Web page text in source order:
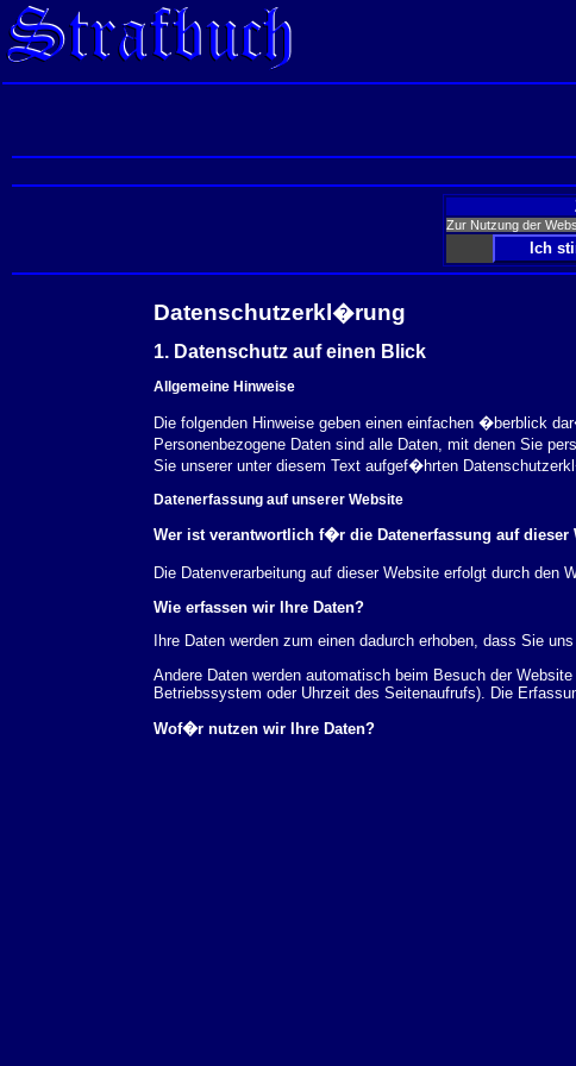
Zur Nutzung der
Datenschutzerkl�rung
1. Datenschutz auf einen Blick
Allgemeine Hinweise
Die folgenden Hinweise geben einen einfachen �berblick
Personenbezogene Daten sind alle Daten, mit denen Sie
Sie unserer unter diesem Text aufgef�hrten
Datenerfassung auf unserer Website
Wer ist verantwortlich f�r die Datenerfassung auf dieser
Die Datenverarbeitung auf dieser Website erfolgt durch den
Wie erfassen wir Ihre Daten?
Ihre Daten werden zum einen dadurch erhoben, dass Sie
Andere Daten werden automatisch beim Besuch der
Betriebssystem oder Uhrzeit des Seitenaufrufs). Die
Wof�r nutzen wir Ihre Daten?